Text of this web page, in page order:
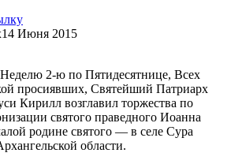
14 Июня 2015
2-ю по Пятидесятнице, Всех
просиявших, Святейший Патриарх
Кирилл возглавил торжества по
святого праведного Иоанна
родине святого — в селе Сура
области.